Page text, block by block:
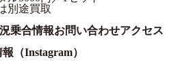
別途買取
乗合情報お問い合わせアクセス
報 （Instagram）